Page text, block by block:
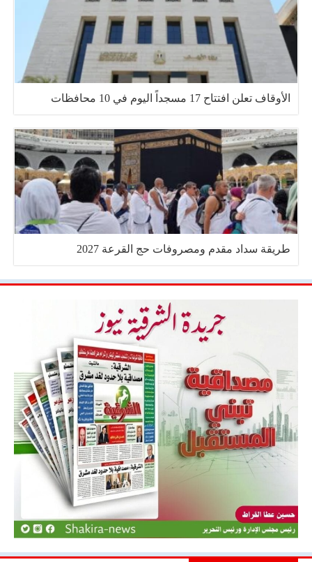
الأوقاف تعلن افتتاح 17 مسجداً اليوم في 10 محافظات
طريقة سداد مقدم ومصروفات حج القرعة 2027